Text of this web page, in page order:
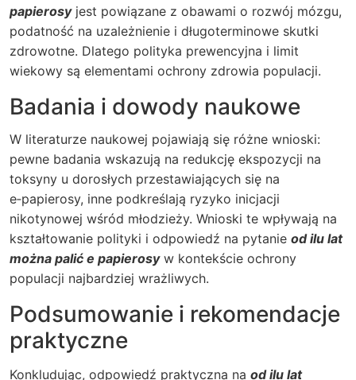
papierosyjest powiązane z obawami o rozwój mózgu,
podatność na uzależnienie i długoterminowe skutki
zdrowotne. Dlatego polityka prewencyjna i limit
wiekowy są elementami ochrony zdrowia populacji.
Badania i dowody naukowe
W literaturze naukowej pojawiają się różne wnioski:
pewne badania wskazują na redukcję ekspozycji na
toksyny u dorosłych przestawiających się na
e‑papierosy, inne podkreślają ryzyko inicjacji
nikotynowej wśród młodzieży. Wnioski te wpływają na
kształtowanie polityki i odpowiedź na pytanie od ilu lat
można palić e papierosyw kontekście ochrony
populacji najbardziej wrażliwych.
Podsumowanie i rekomendacje
praktyczne
Konkludując, odpowiedź praktyczna na od ilu lat